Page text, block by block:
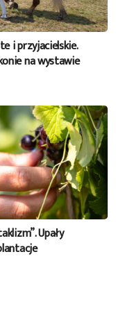
i przyjacielskie.
na wystawie
Upały